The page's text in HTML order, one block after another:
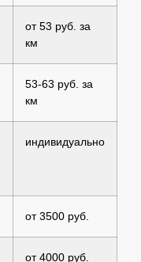
от 53 руб. за
км
53-63 руб. за
км
индивидуально
от 3500 руб.
от 4000 руб.